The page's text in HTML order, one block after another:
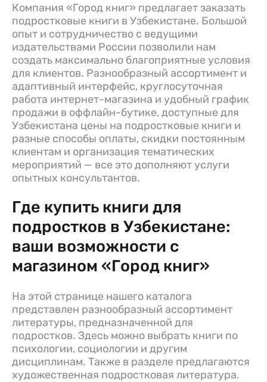
Компания «Город книг» предлагает заказать
подростковые книги в Узбекистане. Большой
опыт и сотрудничество с ведущими
издательствами России позволили нам
создать максимально благоприятные условия
для клиентов. Разнообразный ассортимент и
адаптивный интерфейс, круглосуточная
работа интернет-магазина и удобный график
продажи в оффлайн-бутике, доступные для
Узбекистана цены на подростковые книги и
разные способы оплаты, скидки постоянным
клиентам и организация тематических
мероприятий — все это дополняют услуги
опытных консультантов.
Где купить книги для
подростков в Узбекистане:
ваши возможности с
магазином «Город книг»
На этой странице нашего каталога
представлен разнообразный ассортимент
литературы, предназначенной для
подростков. Здесь можно выбрать книги по
психологии, социологии и другим
дисциплинам. Также в разделе предлагаются
художественная подростковая литература.